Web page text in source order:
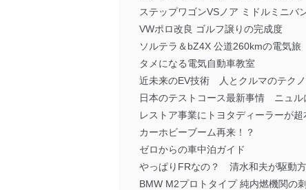
ステップワゴンVSノア ミドルミニバ
VWポロ改良 ゴルフ譲りの完成度
ソルテラ＆bZ4X 公道260kmの電気旅
タメになる電気自動車教室
近未来のEV技術 人とクルマのテク
日本のテストコース最新事情 ニュル
レストア事業にトヨタディーラーが超
カーホビーブーム再来！？
ゼロからの車中泊ガイド
やっぱりFRなの？ 清水和夫が駆動
BMW M2プロトタイプ 純内燃機関の